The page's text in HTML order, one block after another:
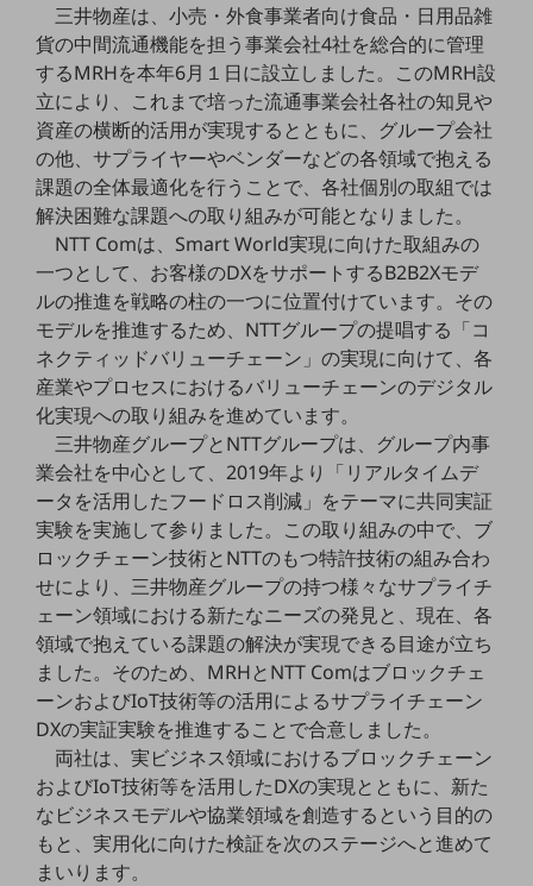
業務支援・マーケティング
災害対策・BCP
課題・ニーズで探す
課題・ニーズで探すTOP
コミュニケーション・情報共有
マーケティング
業務効率化
災害対策
職場環境整備
地域共創・地方創生
セキュリティ対策
遠隔監視
顧客体験（CX）改善
自動化・省電化
人材不足解消
業種・業態で探す
業種・業態で探すTOP
自治体
一次産業
医療・介護
三井物産は、小売・外食事業者向け食品・日用品雑
貨の中間流通機能を担う事業会社4社を総合的に管理
するMRHを本年6月１日に設立しました。このMRH設
立により、これまで培った流通事業会社各社の知見や
資産の横断的活用が実現するとともに、グループ会社
の他、サプライヤーやベンダーなどの各領域で抱える
課題の全体最適化を行うことで、各社個別の取組では
解決困難な課題への取り組みが可能となりました。
NTT Comは、Smart World実現に向けた取組みの
一つとして、お客様のDXをサポートするB2B2Xモデ
ルの推進を戦略の柱の一つに位置付けています。その
モデルを推進するため、NTTグループの提唱する「コ
ネクティッドバリューチェーン」の実現に向けて、各
産業やプロセスにおけるバリューチェーンのデジタル
化実現への取り組みを進めています。
三井物産グループとNTTグループは、グループ内事
業会社を中心として、2019年より「リアルタイムデ
ータを活用したフードロス削減」をテーマに共同実証
実験を実施して参りました。この取り組みの中で、ブ
ロックチェーン技術とNTTのもつ特許技術の組み合わ
せにより、三井物産グループの持つ様々なサプライチ
ェーン領域における新たなニーズの発見と、現在、各
領域で抱えている課題の解決が実現できる目途が立ち
ました。そのため、MRHとNTT Comはブロックチェ
ーンおよびIoT技術等の活用によるサプライチェーン
DXの実証実験を推進することで合意しました。
両社は、実ビジネス領域におけるブロックチェーン
およびIoT技術等を活用したDXの実現とともに、新た
なビジネスモデルや協業領域を創造するという目的の
もと、実用化に向けた検証を次のステージへと進めて
まいります。